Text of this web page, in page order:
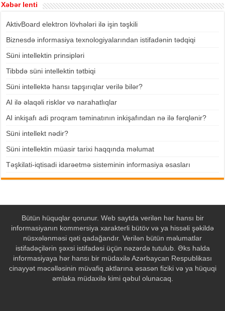
Xəbər lenti
AktivBoard elektron lövhələri ilə işin təşkili
Biznesdə informasiya texnologiyalarından istifadənin tədqiqi
Süni intellektin prinsipləri
Tibbdə süni intellektin tətbiqi
Süni intellektə hansı tapşırıqlar verilə bilər?
AI ilə əlaqəli risklər və narahatlıqlar
AI inkişafı adi proqram təminatının inkişafından nə ilə fərqlənir?
Süni intellekt nədir?
Süni intellektin müasir tarixi haqqında məlumat
Təşkilati-iqtisadi idarəetmə sisteminin informasiya əsasları
Bütün hüquqlar qorunur. Web saytda verilən hər hansı bir
informasiyanın kommersiya xarakterli bütöv və ya hissəli şəkildə
nüsxələnməsi qəti qadağandır. Verilən bütün məlumatlar
istifadəçilərin şəxsi istifadəsi üçün nəzərdə tutulub. Əks halda
informasiyaya hər hansı bir müdaxilə Azərbaycan Respublikası
cinayyət məcəlləsinin müvafiq aktlarına əsasən fiziki və ya hüquqi
əmlaka müdaxilə kimi qəbul olunacaq.